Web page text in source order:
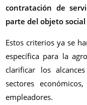
contratación de
parte del objeto
Estos criterios ya se
específica para la
clarificar los
sectores
empleadores.